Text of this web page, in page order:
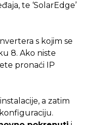
te ‘SolarEdge’
s kojim se
8. Ako niste
pronaći IP
a zatim